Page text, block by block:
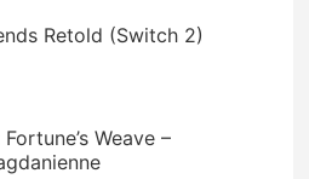
Retold (Switch 2)
Weave –